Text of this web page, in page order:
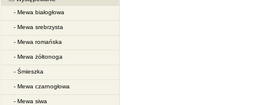
- Mewa białogłowa
- Mewa srebrzysta
- Mewa romańska
- Mewa żółtonoga
- Śmieszka
- Mewa czarnogłowa
- Mewa siwa